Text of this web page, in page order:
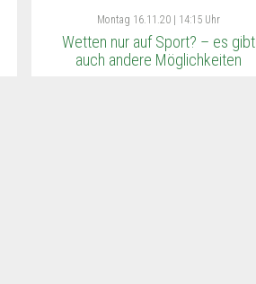
Montag 16.11.20 | 14:15 Uhr
Wetten nur auf Sport? – es gibt
auch andere Möglichkeiten